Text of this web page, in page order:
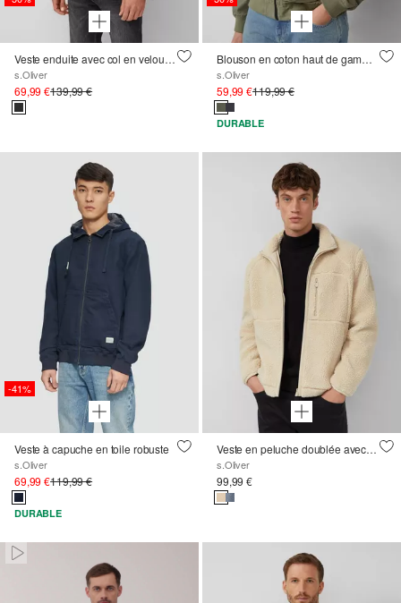
Veste enduite avec col en velours côtelé à la mode
s.Oliver
69,99 €139,99 €
Blouson en coton haut de gamme à détails contrastants
s.Oliver
59,99 €119,99 €
DURABLE
-41%
Veste à capuche en toile robuste
s.Oliver
69,99 €119,99 €
DURABLE
Veste en peluche doublée avec fermeture éclair
s.Oliver
99,99 €
Paused • Muted